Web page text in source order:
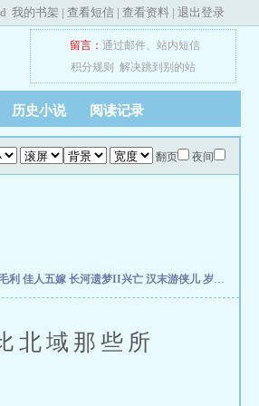
我的书架 | 查看短信 | 查看资料 | 退出登录
留言： 通过邮件、 站内短信
积分规则
解决跳到别的站
历史小说 阅读记录
翻页 夜间
利 佳人五嫁 长河遗梦II兴亡 汉末游侠儿岁月·繁花
域那些所